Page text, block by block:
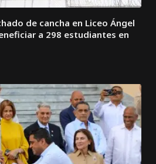
de cancha en Liceo Ángel
a 298 estudiantes en